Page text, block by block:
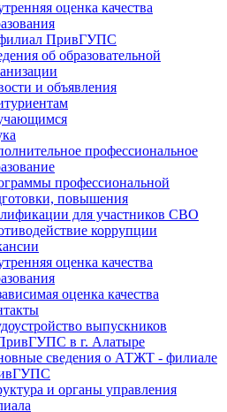
оценка качества
ПривГУПС
об образовательной
и объявления
профессиональное
профессиональной
повышения
для участников СВО
коррупции
оценка качества
оценка качества
выпускников
в г. Алатыре
сведения о АТЖТ - филиале
и органы управления